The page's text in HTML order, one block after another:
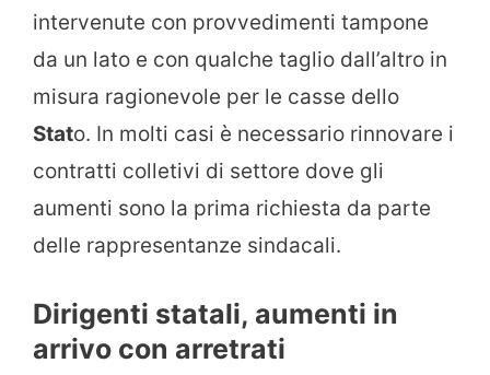
intervenute con provvedimenti tampone
da un lato e con qualche taglio dall’altro in
misura ragionevole per le casse dello
Stato. In molti casi è necessario rinnovare i
contratti colletivi di settore dove gli
aumenti sono la prima richiesta da parte
delle rappresentanze sindacali.
Dirigenti statali, aumenti in
arrivo con arretrati